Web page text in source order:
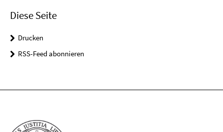
Diese Seite
Drucken
RSS-Feed abonnieren